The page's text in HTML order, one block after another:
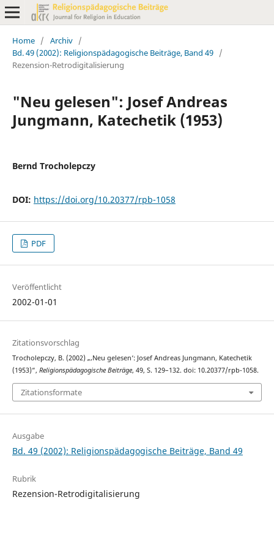
Home / Archiv /
Bd. 49 (2002): Religionspädagogische Beiträge, Band 49 /
Rezension-Retrodigitalisierung
"Neu gelesen": Josef Andreas
Jungmann, Katechetik (1953)
Bernd Trocholepczy
DOI: https://doi.org/10.20377/rpb-1058
PDF
Veröffentlicht
2002-01-01
Zitationsvorschlag
Trocholepczy, B. (2002) „‚Neu gelesen‘: Josef Andreas Jungmann, Katechetik
(1953)“, Religionspädagogische Beiträge, 49, S. 129–132. doi: 10.20377/rpb-1058.
Zitationsformate
Ausgabe
Bd. 49 (2002): Religionspädagogische Beiträge, Band 49
Rubrik
Rezension-Retrodigitalisierung